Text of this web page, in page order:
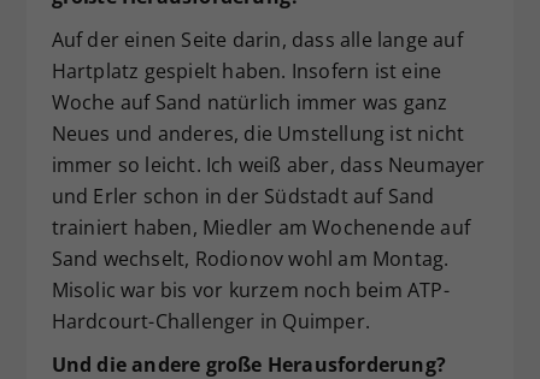
Auf der einen Seite darin, dass alle lange auf
Hartplatz gespielt haben. Insofern ist eine
Woche auf Sand natürlich immer was ganz
Neues und anderes, die Umstellung ist nicht
immer so leicht. Ich weiß aber, dass Neumayer
und Erler schon in der Südstadt auf Sand
trainiert haben, Miedler am Wochenende auf
Sand wechselt, Rodionov wohl am Montag.
Misolic war bis vor kurzem noch beim ATP-
Hardcourt-Challenger in Quimper.
Und die andere große Herausforderung?